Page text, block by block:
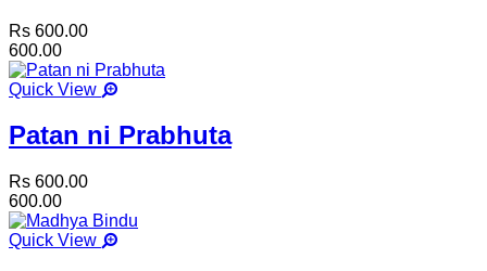
Rs 600.00
600.00
Quick View
Patan ni Prabhuta
Rs 600.00
600.00
Quick View